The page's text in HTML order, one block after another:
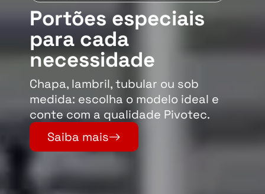
Portões especiais
para cada
necessidade
Chapa, lambril, tubular ou sob
medida: escolha o modelo ideal e
conte com a qualidade Pivotec.
Saiba mais